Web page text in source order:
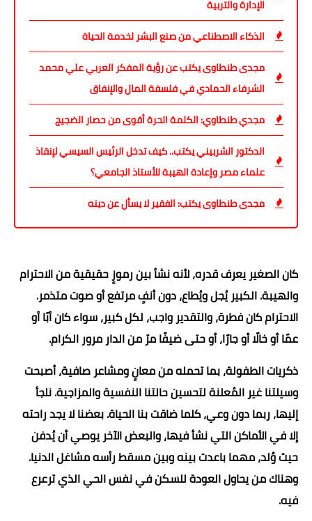
الإدارة والتربية
الذكاء الاصطناعي من صنع البشر لخدمة الحياة
مجدى طنطاوى يكتب عن رؤية المفكر العربي علي محمد
الشرفاء الحمادي في فلسفة المال والإنفاق
مجدي طنطاوي: الكلمة الحرة أقوى من حصار الضجيج
الدكتور الشربيني يكتب.. كيف تدخل الرئيس السيسي لإنقاذ
علماء مصر وإعادة الهيبة للأستاذ الجامعي؟
مجدى طنطاوى يكتب: الفقير لا يسأل عن دينه
كان الصغير يعرف قدره، لأنه نشأ بين رموزٍ حقيقية من الاحترام
والهيبة. الكبير يُجل ويُطاع، دون أنفٍ مرتفع أو صوت متذمر.
الاحترام كان فطرة، والتقدير واجب، لكل كبير، سواء كان أبًا أو
عمًا أو خالًا أو جارًا، أو حتى ضيفًا مرّ من الدار مرور الكرام.
ذكريات الطفولة، بما تحمله من معانٍ ومشاعر صافية، أصبحت
وسيلتنا غير المُعلنة لتحسين حالتنا النفسية والمزاجية. نلجأ
إليها، ربما دون وعي، كلما ضاقت بنا الحياة. بعضنا لا يجد راحته
إلا في الأماكن التي نشأ فيها، والبعض الآخر يوصي أن يُدفن
حيث وُلد، مهما باعدت بينه وبين مسقط رأسه مشاغل الدنيا.
وهناك من يحاول العودة للسكن في نفس الحي الذي ترعرع
فيه.